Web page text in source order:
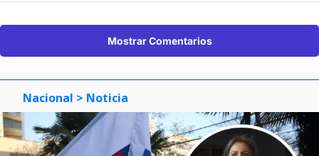
Mostrar Comentarios
Nacional > Noticia